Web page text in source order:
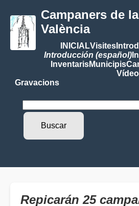
Campaners de
València
INICIALVisites
Introducción (español)
InventarisMunicipis
Gravacions
Repicarán 25